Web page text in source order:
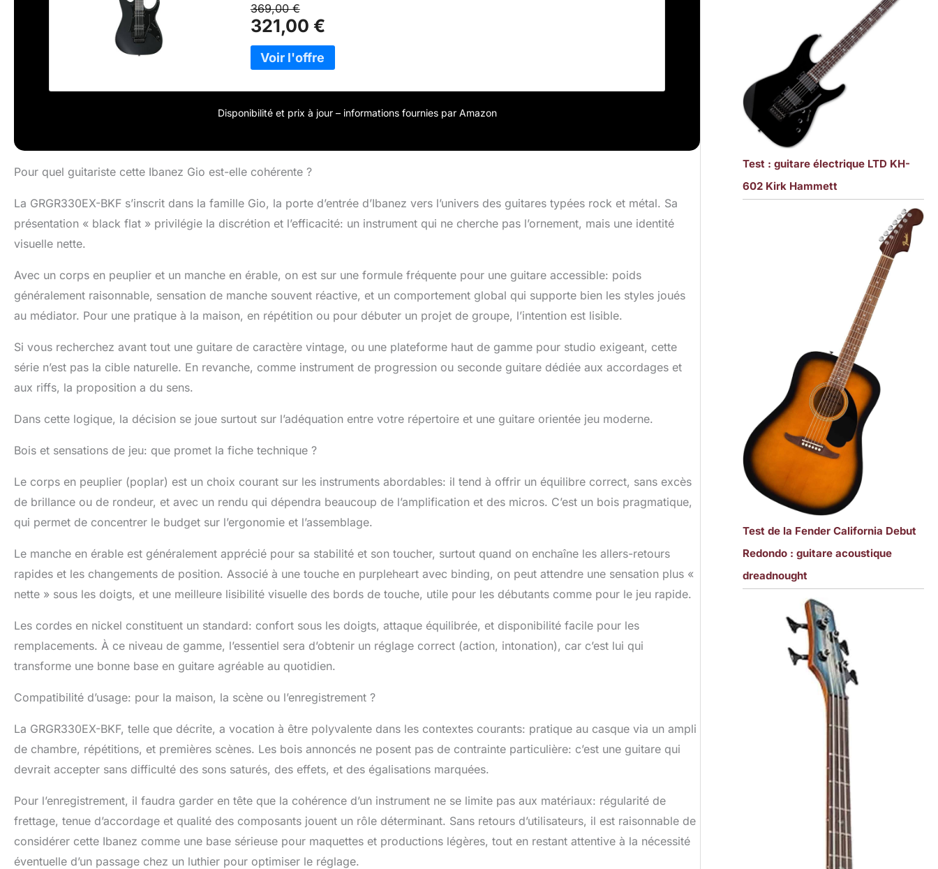
pickups deliver an accurate and tight sound with excellent dynamics. Even under
heavy settings, they do not lose tonal clarity. Double Locking tremolo The Double
Locking system holds your guitar in tune even under aggressive on-stage abuse.
369,00 €
321,00 €
Disponibilité et prix à jour – informations fournies par Amazon
Pour quel guitariste cette Ibanez Gio est-elle cohérente ?
La GRGR330EX-BKF s’inscrit dans la famille Gio, la porte d’entrée d’Ibanez vers l’univers des guitares typées rock et métal. Sa
présentation « black flat » privilégie la discrétion et l’efficacité: un instrument qui ne cherche pas l’ornement, mais une identité
visuelle nette.
Avec un corps en peuplier et un manche en érable, on est sur une formule fréquente pour une guitare accessible: poids
généralement raisonnable, sensation de manche souvent réactive, et un comportement global qui supporte bien les styles joués
au médiator. Pour une pratique à la maison, en répétition ou pour débuter un projet de groupe, l’intention est lisible.
Si vous recherchez avant tout une guitare de caractère vintage, ou une plateforme haut de gamme pour studio exigeant, cette
série n’est pas la cible naturelle. En revanche, comme instrument de progression ou seconde guitare dédiée aux accordages et
aux riffs, la proposition a du sens.
Dans cette logique, la décision se joue surtout sur l’adéquation entre votre répertoire et une guitare orientée jeu moderne.
Bois et sensations de jeu: que promet la fiche technique ?
Le corps en peuplier (poplar) est un choix courant sur les instruments abordables: il tend à offrir un équilibre correct, sans excès
de brillance ou de rondeur, et avec un rendu qui dépendra beaucoup de l’amplification et des micros. C’est un bois pragmatique,
qui permet de concentrer le budget sur l’ergonomie et l’assemblage.
Le manche en érable est généralement apprécié pour sa stabilité et son toucher, surtout quand on enchaîne les allers-retours
rapides et les changements de position. Associé à une touche en purpleheart avec binding, on peut attendre une sensation plus «
nette » sous les doigts, et une meilleure lisibilité visuelle des bords de touche, utile pour les débutants comme pour le jeu rapide.
Les cordes en nickel constituent un standard: confort sous les doigts, attaque équilibrée, et disponibilité facile pour les
remplacements. À ce niveau de gamme, l’essentiel sera d’obtenir un réglage correct (action, intonation), car c’est lui qui
transforme une bonne base en guitare agréable au quotidien.
Compatibilité d’usage: pour la maison, la scène ou l’enregistrement ?
La GRGR330EX-BKF, telle que décrite, a vocation à être polyvalente dans les contextes courants: pratique au casque via un ampli
de chambre, répétitions, et premières scènes. Les bois annoncés ne posent pas de contrainte particulière: c’est une guitare qui
devrait accepter sans difficulté des sons saturés, des effets, et des égalisations marquées.
Pour l’enregistrement, il faudra garder en tête que la cohérence d’un instrument ne se limite pas aux matériaux: régularité de
frettage, tenue d’accordage et qualité des composants jouent un rôle déterminant. Sans retours d’utilisateurs, il est raisonnable de
considérer cette Ibanez comme une base sérieuse pour maquettes et productions légères, tout en restant attentive à la nécessité
éventuelle d’un passage chez un luthier pour optimiser le réglage.
Test : guitare électrique LTD KH-
602 Kirk Hammett
Test de la Fender California Debut
Redondo : guitare acoustique
dreadnought